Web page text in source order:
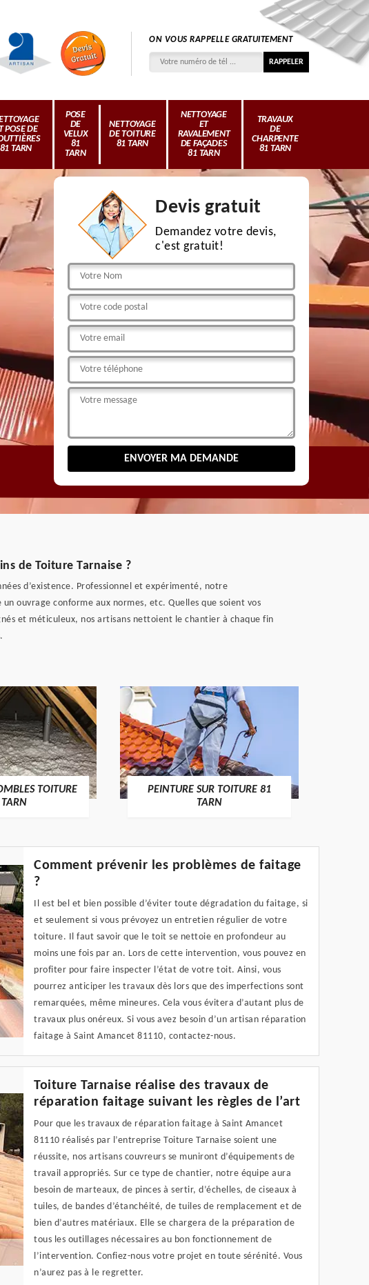
ON VOUS RAPPELLE GRATUITEMENT
POSE DE
81 TARN
POSE
DE
VELUX
81
TARN
NETTOYAGE
DE TOITURE
81 TARN
NETTOYAGE
ET
RAVALEMENT
DE FAÇADES
81 TARN
TRAVAUX
DE
CHARPENTE
81 TARN
Devis gratuit
Demandez votre devis,
c'est gratuit!
de Toiture Tarnaise ?
d’existence. Professionnel et expérimenté, notre
ouvrage conforme aux normes, etc. Quelles que soient vos
et méticuleux, nos artisans nettoient le chantier à chaque fin
TOITURE
PEINTURE SUR TOITURE 81
TARN
Comment prévenir les problèmes de faitage
?
Il est bel et bien possible d’éviter toute dégradation du faitage, si
et seulement si vous prévoyez un entretien régulier de votre
toiture. Il faut savoir que le toit se nettoie en profondeur au
moins une fois par an. Lors de cette intervention, vous pouvez en
profiter pour faire inspecter l’état de votre toit. Ainsi, vous
pourrez anticiper les travaux dès lors que des imperfections sont
remarquées, même mineures. Cela vous évitera d’autant plus de
travaux plus onéreux. Si vous avez besoin d’un artisan réparation
faitage à Saint Amancet 81110, contactez-nous.
Toiture Tarnaise réalise des travaux de
réparation faitage suivant les règles de l’art
Pour que les travaux de réparation faitage à Saint Amancet
81110 réalisés par l’entreprise Toiture Tarnaise soient une
réussite, nos artisans couvreurs se muniront d’équipements de
travail appropriés. Sur ce type de chantier, notre équipe aura
besoin de marteaux, de pinces à sertir, d’échelles, de ciseaux à
tuiles, de bandes d’étanchéité, de tuiles de remplacement et de
bien d’autres matériaux. Elle se chargera de la préparation de
tous les outillages nécessaires au bon fonctionnement de
l’intervention. Confiez-nous votre projet en toute sérénité. Vous
n’aurez pas à le regretter.